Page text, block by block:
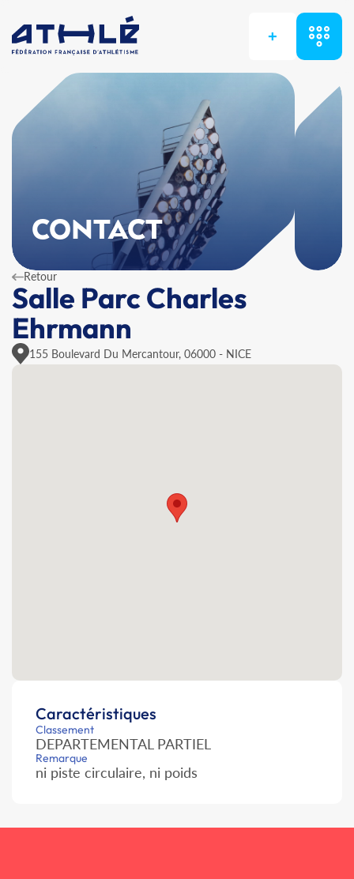
+
CONTACT
Retour
Salle Parc Charles
Ehrmann
155 Boulevard Du Mercantour, 06000 - NICE
Caractéristiques
Classement
DEPARTEMENTAL PARTIEL
Remarque
ni piste circulaire, ni poids